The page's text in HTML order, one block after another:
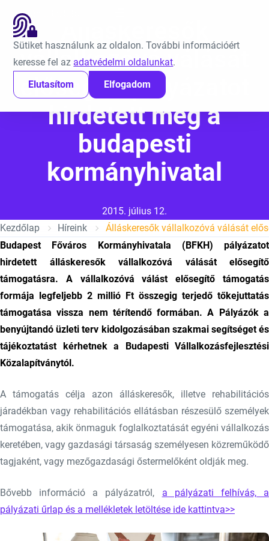
Sütiket használunk az oldalon. További információért
keresse fel az adatvédelmi oldalunkat.
Elutasítom
Elfogadom
Ugrás a tartalomra
vállalkozóvá válását
elősegítő pályázatot
hirdetett meg a
budapesti
kormányhivatal
Közzétéve:
2015. július 12.
Kezdőlap
Híreink
Budapest Főváros Kormányhivatala (BFKH) pályázatot
hirdetett álláskeresők vállalkozóvá válását elősegítő
támogatásra. A vállalkozóvá válást elősegítő támogatás
formája legfeljebb 2 millió Ft összegig terjedő tőkejuttatás
támogatása vissza nem térítendő formában. A Pályázók a
benyújtandó üzleti terv kidolgozásában szakmai segítséget és
tájékoztatást kérhetnek a Budapesti Vállalkozásfejlesztési
Közalapítványtól.
A támogatás célja azon álláskeresők, illetve rehabilitációs
járadékban vagy rehabilitációs ellátásban részesülő személyek
támogatása, akik önmaguk foglalkoztatását egyéni vállalkozás
keretében, vagy gazdasági társaság személyesen közreműködő
tagjaként, vagy mezőgazdasági őstermelőként oldják meg.
Bővebb információ a pályázatról, a pályázati felhívás, a
pályázati űrlap és a mellékletek letöltése ide kattintva>>